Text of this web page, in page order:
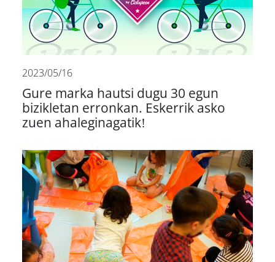
2023/05/16
Gure marka hautsi dugu 30 egun
bizikletan erronkan. Eskerrik asko
zuen ahaleginagatik!